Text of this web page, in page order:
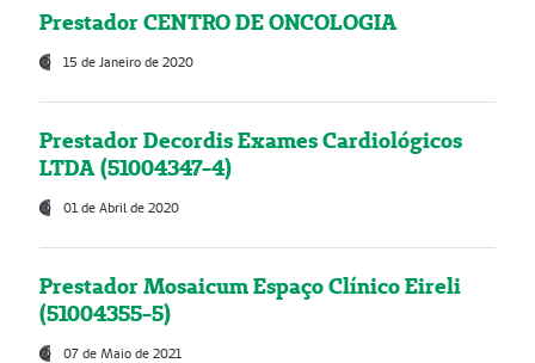
Prestador CENTRO DE ONCOLOGIA
15 de Janeiro de 2020
Prestador Decordis Exames Cardiológicos
LTDA (51004347-4)
01 de Abril de 2020
Prestador Mosaicum Espaço Clínico Eireli
(51004355-5)
07 de Maio de 2021